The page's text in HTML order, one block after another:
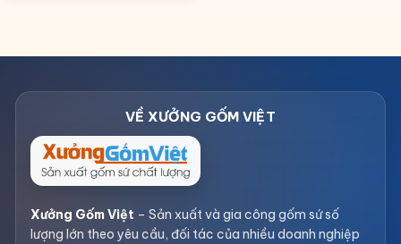
Xưởng Gốm Việt – Sản xuất và gia công gốm sứ số
lượng lớn theo yêu cầu, đối tác của nhiều doanh nghiệp